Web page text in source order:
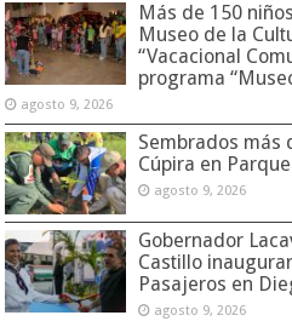
Más de 150
Museo de la
“Vacacional
programa
agosto 9, 2026
Sembrados más
Cúpira en
agosto 9, 2026
Gobernador
Castillo
Pasajeros en
agosto 9, 2026